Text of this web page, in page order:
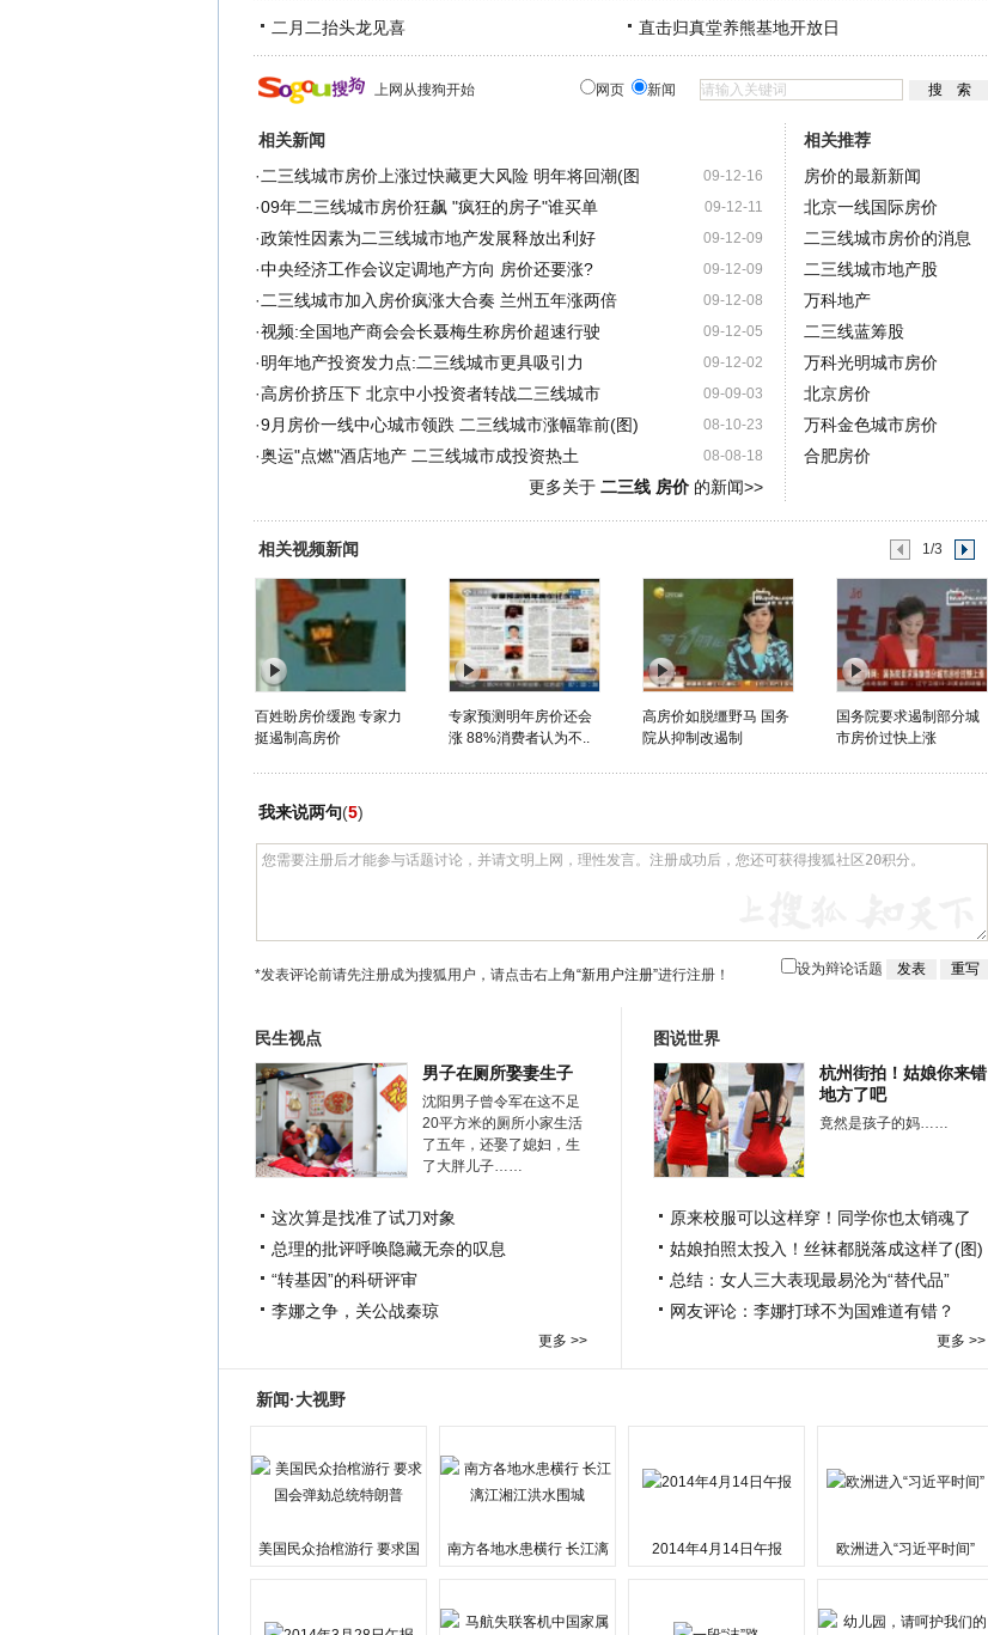
二月二抬头龙见喜 直击归真堂养熊基地开放日
上网从搜狗开始 网页 新闻
相关新闻
09-12-16
· 二三线城市房价上涨过快藏更大风险 明年将回潮(图
09-12-11
·09年二三线城市房价狂飙 "疯狂的房子"谁买单
09-12-09
·政策性因素为二三线城市地产发展释放出利好
09-12-09
·中央经济工作会议定调地产方向 房价还要涨?
09-12-08
· 二三线城市加入房价疯涨大合奏 兰州五年涨两倍
09-12-05
·视频:全国地产商会会长聂梅生称房价超速行驶
09-12-02
·明年地产投资发力点:二三线城市更具吸引力
09-09-03
·高房价挤压下 北京中小投资者转战二三线城市
08-10-23
·9月房价一线中心城市领跌 二三线城市涨幅靠前(图)
08-08-18
·奥运"点燃"酒店地产 二三线城市成投资热土
更多关于 二三线 房价的新闻>>
相关推荐
房价的最新新闻
北京一线国际房价
二三线城市房价的消息
二三线城市地产股
万科地产
二三线蓝筹股
万科光明城市房价
北京房价
万科金色城市房价
合肥房价
相关视频新闻 1/3
百姓盼房价缓跑 专家力
挺遏制高房价
专家预测明年房价还会
涨 88%消费者认为不..
高房价如脱缰野马 国务
院从抑制改遏制
国务院要求遏制部分城
市房价过快上涨
我来说两句(5)
*发表评论前请先注册成为搜狐用户，请点击右上角“新用户注册”进行注册！ 设为辩论话题
民生视点
男子在厕所娶妻生子
沈阳男子曾令军在这不足
20平方米的厕所小家生活
了五年，还娶了媳妇，生
了大胖儿子……
这次算是找准了试刀对象
总理的批评呼唤隐藏无奈的叹息
“转基因”的科研评审
李娜之争，关公战秦琼
更多 >>
图说世界
杭州街拍！姑娘你来错
地方了吧
竟然是孩子的妈……
原来校服可以这样穿！同学你也太销魂了
姑娘拍照太投入！丝袜都脱落成这样了(图)
总结：女人三大表现最易沦为“替代品”
网友评论：李娜打球不为国难道有错？
更多 >>
新闻·大视野
美国民众抬棺游行 要求国
南方各地水患横行 长江漓
2014年4月14日午报 欧洲进入“习近平时间”